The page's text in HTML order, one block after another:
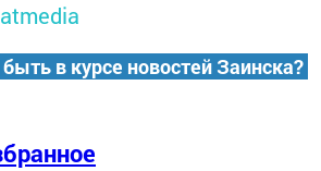
в курсе новостей Заинска?